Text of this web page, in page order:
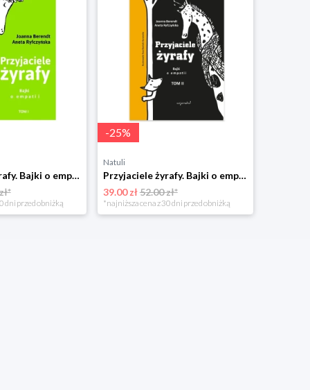
Przyjaciele żyrafy. Bajki o empatii. Tom 1 Cojanato
dni przed obniżką
-25%
Natuli
Przyjaciele żyrafy. Bajki o empatii. Tom 2 Cojanato
39.00 zł52.00 zł*
*najniższa cena z 30 dni przed obniżką